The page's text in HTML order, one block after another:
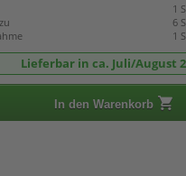
1
6
1
Lieferbar in ca. Juli/August
In den Warenkorb